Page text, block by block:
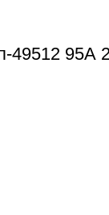
49512 95А